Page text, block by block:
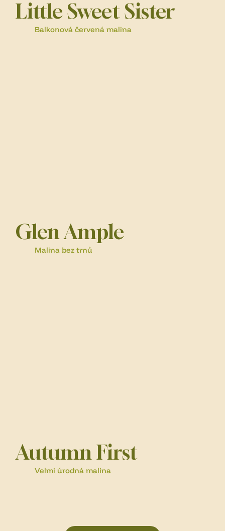
Little Sweet Sister
Balkonová červená malina
Glen Ample
Malina bez trnů
Autumn First
Velmi úrodná malina